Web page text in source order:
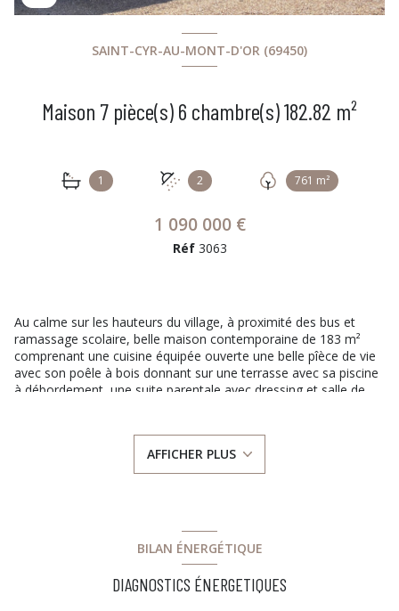
SAINT-CYR-AU-MONT-D'OR (69450)
Maison 7 pièce(s) 6 chambre(s) 182.82 m²
1 2 761 m²
1 090 000 €
Réf 3063
Au calme sur les hauteurs du village, à proximité des bus et
ramassage scolaire, belle maison contemporaine de 183 m²
comprenant une cuisine équipée ouverte une belle pîèce de vie
avec son poêle à bois donnant sur une terrasse avec sa piscine
à débordement, une suite parentale avec dressing et salle de
Un sous/sol complet avec un garage 2/3 voitures, buanderie
pièce de rangement, un bureau indépenddant et une pièce
Jardin 761 m² clos avec jeux de boule
AFFICHER PLUS
BILAN ÉNERGÉTIQUE
DIAGNOSTICS ÉNERGETIQUES